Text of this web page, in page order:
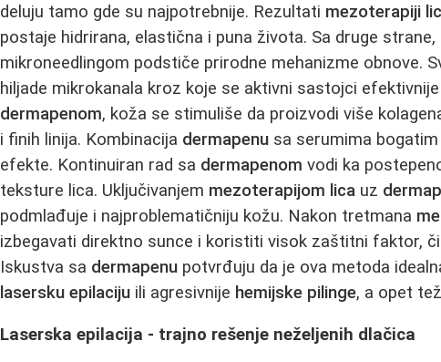
deluju tamo gde su najpotrebnije. Rezultati mezoterapiji
postaje hidrirana, elastična i puna života. Sa druge strane,
mikroneedlingom podstiče prirodne mehanizme obnove.
hiljade mikrokanala kroz koje se aktivni sastojci
dermapenom, koža se stimuliše da proizvodi više
i finih linija. Kombinacija dermapenu sa serumima
efekte. Kontinuiran rad sa dermapenom vodi ka
teksture lica. Uključivanjem mezoterapijom lica uz
podmlađuje i najproblematičniju kožu. Nakon tretmana
izbegavati direktno sunce i koristiti visok zaštitni faktor,
Iskustva sa dermapenu potvrđuju da je ova metoda
lasersku epilaciju ili agresivnije hemijske pilinge, a opet
Laserska epilacija - trajno rešenje neželjenih dlačica